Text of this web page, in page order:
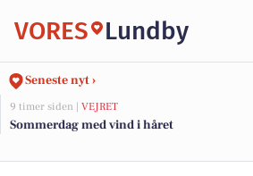
VORES Lundby
Seneste nyt ›
9 timer siden | VEJRET
Sommerdag med vind i håret